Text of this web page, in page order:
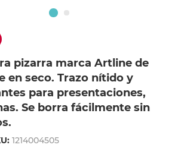
pizarra marca Artline de
en seco. Trazo nítido y
para presentaciones,
Se borra fácilmente sin
1214004505